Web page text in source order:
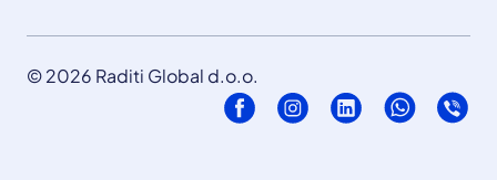
© 2026 Raditi Global d.o.o.